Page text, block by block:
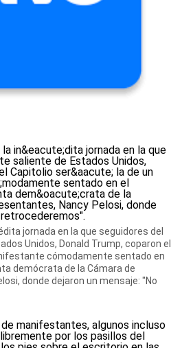
jornada en la que seguidores del
Unidos, Donald Trump, coparon el
cómodamente sentado en
demócrata de la Cámara de
donde dejaron un mensaje: "No